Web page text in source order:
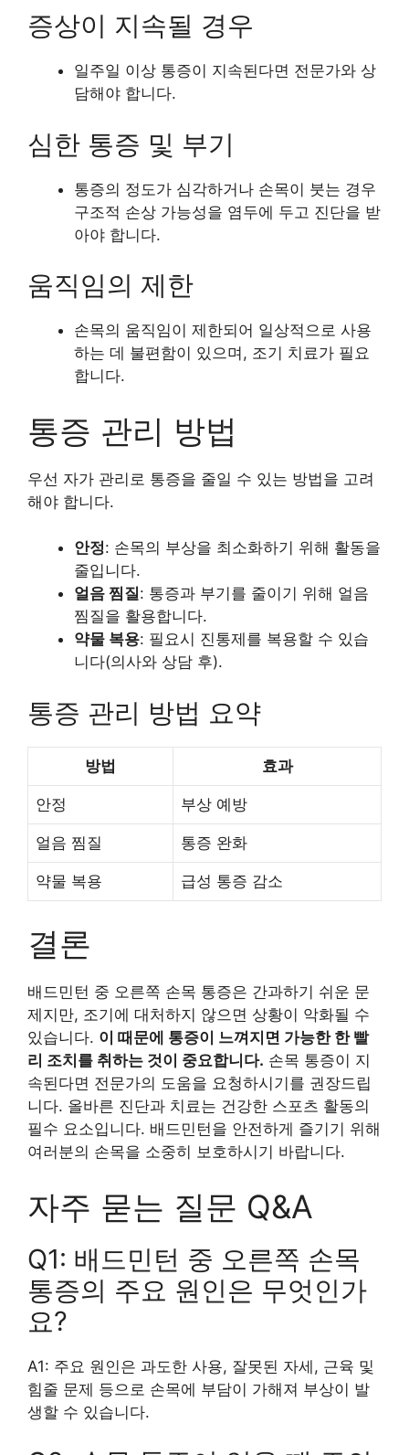
증상이 지속될 경우
일주일 이상 통증이 지속된다면 전문가와 상
담해야 합니다.
심한 통증 및 부기
통증의 정도가 심각하거나 손목이 붓는 경우
구조적 손상 가능성을 염두에 두고 진단을 받
아야 합니다.
움직임의 제한
손목의 움직임이 제한되어 일상적으로 사용
하는 데 불편함이 있으며, 조기 치료가 필요
합니다.
통증 관리 방법
우선 자가 관리로 통증을 줄일 수 있는 방법을 고려
해야 합니다.
안정: 손목의 부상을 최소화하기 위해 활동을
줄입니다.
얼음 찜질: 통증과 부기를 줄이기 위해 얼음
찜질을 활용합니다.
약물 복용: 필요시 진통제를 복용할 수 있습
니다(의사와 상담 후).
통증 관리 방법 요약
방법 효과
안정 부상 예방
얼음 찜질 통증 완화
약물 복용 급성 통증 감소
결론
배드민턴 중 오른쪽 손목 통증은 간과하기 쉬운 문
제지만, 조기에 대처하지 않으면 상황이 악화될 수
있습니다. 이 때문에 통증이 느껴지면 가능한 한 빨
리 조치를 취하는 것이 중요합니다. 손목 통증이 지
속된다면 전문가의 도움을 요청하시기를 권장드립
니다. 올바른 진단과 치료는 건강한 스포츠 활동의
필수 요소입니다. 배드민턴을 안전하게 즐기기 위해
여러분의 손목을 소중히 보호하시기 바랍니다.
자주 묻는 질문 Q&A
Q1: 배드민턴 중 오른쪽 손목
통증의 주요 원인은 무엇인가
요?
A1: 주요 원인은 과도한 사용, 잘못된 자세, 근육 및
힘줄 문제 등으로 손목에 부담이 가해져 부상이 발
생할 수 있습니다.